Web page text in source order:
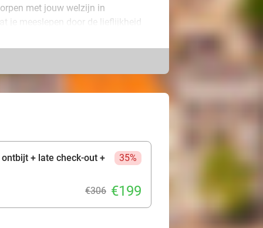
met jouw welzijn in
je meeslepen door de lieflijkheid
hand in hand over de paden van
zoals Rochehaut, Bouillon en
+ late check-out +
35%
€306 €199